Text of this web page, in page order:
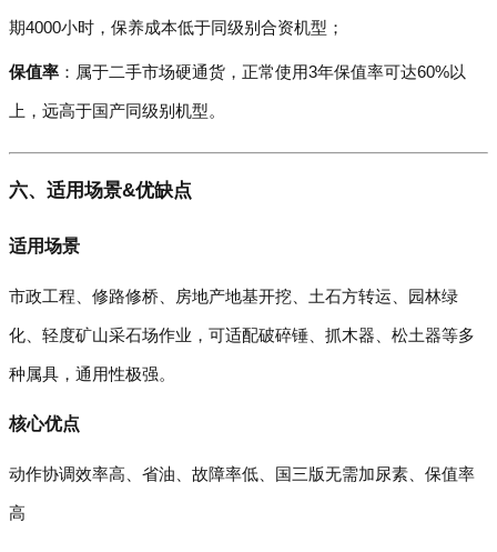
期4000小时，保养成本低于同级别合资机型；
保值率 ：属于二手市场硬通货，正常使用3年保值率可达60%以
上，远高于国产同级别机型。
六、适用场景&优缺点
适用场景
市政工程、修路修桥、房地产地基开挖、土石方转运、园林绿
化、轻度矿山采石场作业，可适配破碎锤、抓木器、松土器等多
种属具，通用性极强。
核心优点
动作协调效率高、省油、故障率低、国三版无需加尿素、保值率
高